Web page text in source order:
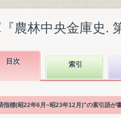
農林中央金庫史.
目次 索引
指標(昭22年6月~昭23年12月)"の索引語が